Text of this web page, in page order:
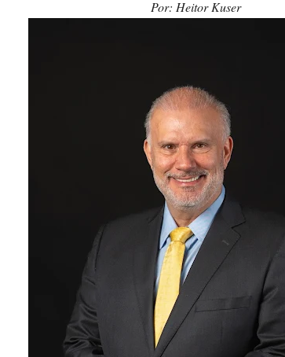
Por: Heitor Kuser